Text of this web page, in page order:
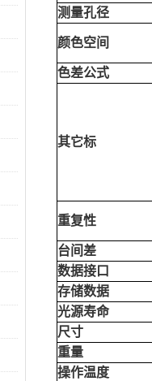
测量孔径
颜色空间
色差公式
其它标
重复性
台间差
数据接口
存储数据
光源寿命
尺寸
重量
操作温度